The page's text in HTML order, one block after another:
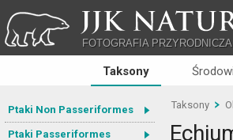
JJK
FOTOGRAFIA PRZYRODNICZA
Taksony
Ptaki Non Passeriformes
Ptaki Passeriformes
Taksony